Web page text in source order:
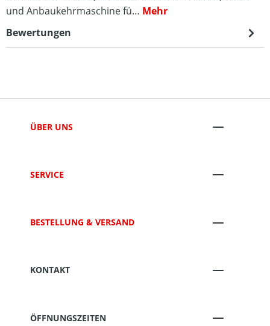
und Anbaukehrmaschine fü… Mehr
Bewertungen
ÜBER UNS
SERVICE
BESTELLUNG & VERSAND
KONTAKT
ÖFFNUNGSZEITEN